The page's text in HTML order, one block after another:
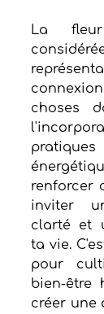
La
choses
renforcer
inviter
clarté et
ta vie.
pour
bien-être
créer une